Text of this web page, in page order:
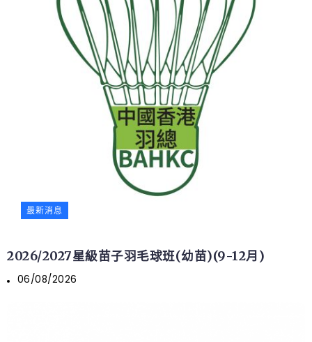
最新消息
2026/2027星級苗子羽毛球班(幼苗)(9-12月)
06/08/2026